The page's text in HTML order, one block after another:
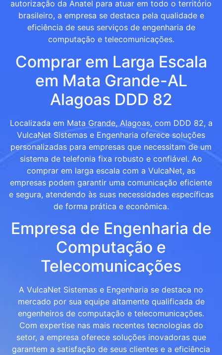
autorização da Anatel para atuar em todo o território
brasileiro, a empresa se destaca pela qualidade e
eficiência de seus serviços de engenharia de
computação e telecomunicações.
Comprar em Larga Escala
em Mata Grande-AL
Alagoas DDD 82
Localizada em Mata Grande, Alagoas, com DDD 82, a
VulcaNet Sistemas e Engenharia oferece soluções
personalizadas para empresas que necessitam de um
sistema de telefonia fixa robusto e confiável. Ao
comprar em larga escala com a VulcaNet, as
empresas podem garantir uma comunicação eficiente
e segura, atendendo às suas necessidades específicas
de forma prática e econômica.
Empresa de Engenharia de
Computação e
Telecomunicações
A VulcaNet Sistemas e Engenharia se destaca no
mercado por sua equipe altamente qualificada de
engenheiros de computação e telecomunicações.
Com expertise nas mais recentes tecnologias do
setor, a empresa oferece soluções inovadoras que
garantem a satisfação de seus clientes e a eficiência